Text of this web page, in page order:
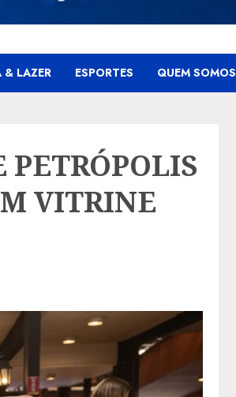
& LAZER ESPORTES QUEM SOMOS
PETRÓPOLIS
VITRINE